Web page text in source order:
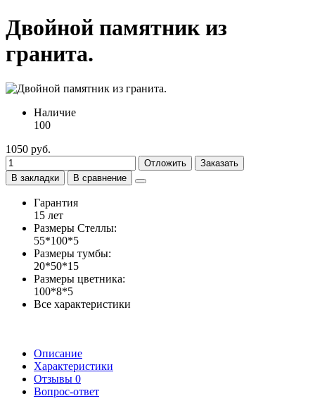
Двойной памятник из
гранита.
Наличие
100
1050 руб.
Отложить
Заказать
В закладки
В сравнение
Гарантия
15 лет
Размеры Стеллы:
55*100*5
Размеры тумбы:
20*50*15
Размеры цветника:
100*8*5
Все характеристики
Описание
Характеристики
Отзывы 0
Вопрос-ответ